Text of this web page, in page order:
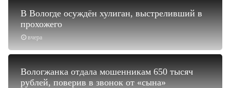
вчера
В Вологде осуждён хулиган, выстреливший в
прохожего
Вологжанка отдала мошенникам 650 тысяч
рублей, поверив в звонок от «сына»